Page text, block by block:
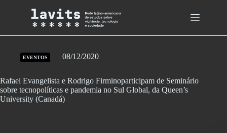
EVENTOS 08/12/2020
Rafael Evangelista e Rodrigo Firminoparticipam de Seminário
sobre tecnopolíticas e pandemia no Sul Global, da Queen’s
University (Canadá)